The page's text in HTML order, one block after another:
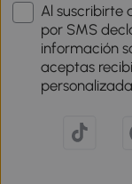
Al suscribirte
por SMS
información
aceptas